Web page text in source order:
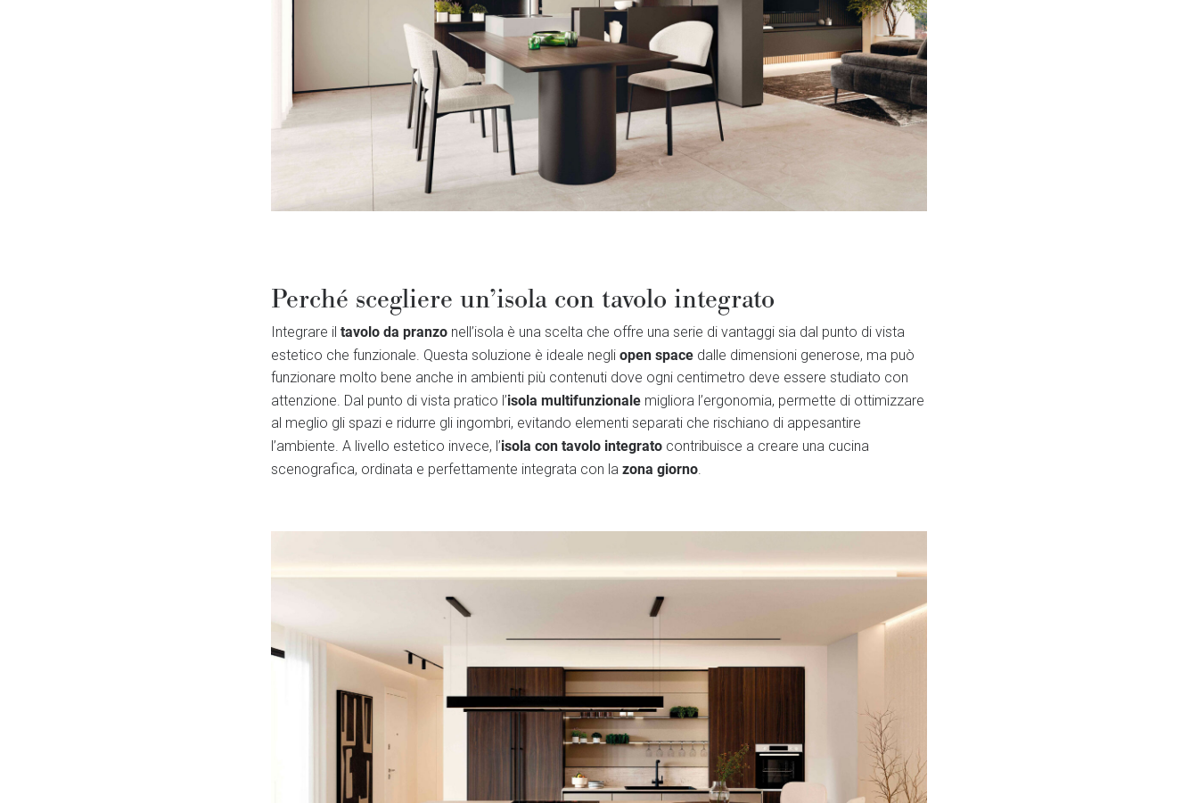
Perché scegliere un’isola con tavolo integrato
Integrare il tavolo da pranzo nell’isola è una scelta che offre una serie di vantaggi sia dal punto di vista
estetico che funzionale. Questa soluzione è ideale negli open space dalle dimensioni generose, ma può
funzionare molto bene anche in ambienti più contenuti dove ogni centimetro deve essere studiato con
attenzione. Dal punto di vista pratico l’isola multifunzionale migliora l’ergonomia, permette di ottimizzare
al meglio gli spazi e ridurre gli ingombri, evitando elementi separati che rischiano di appesantire
l’ambiente. A livello estetico invece, l’isola con tavolo integrato contribuisce a creare una cucina
scenografica, ordinata e perfettamente integrata con la zona giorno.